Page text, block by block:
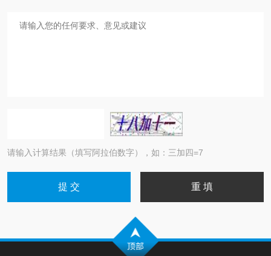
请输入计算结果（填写阿拉伯数字），如：三加四=7